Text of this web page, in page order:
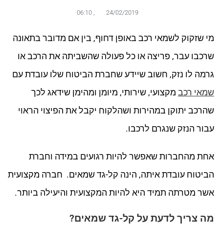
24/02/2019
,
06:10
מי שזקוק לשמאי רכב באופן דחוף, בין אם מדובר בתאונה
שרכבו עבר, פריצה או כל פעולה שהשביתה את הרכב או
גרמה לו נזק, חשוב שיידע שחברת הביטוח שלו עובדת עם
שמאי רכב מקצועי, שירותי, מיומן ומהימן שידאג לכך
שהרכב יתוקן במהירות ושהלקוח יקבל את הפיצוי הראוי
עבור הנזק שנגרם לרכבו.
אחת מהחברות שאפשר להיות רגועים במידה וחברת
הביטוח עובדת איתה, הינה קל-גד שמאים. חברה מקצועית
אשר מטרתה תמיד היא להיות המקצועית והיעילה ביותר.
מה צריך לדעת על קל-גד שמאים?